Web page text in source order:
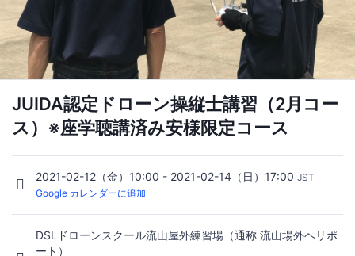
JUIDA認定ドローン操縦士講習（2月コー
ス）※座学聴講済み安様限定コース
2021-02-12（金）10:00 - 2021-02-14（日）17:00 JST
Google カレンダーに追加
DSLドローンスクール流山屋外練習場（通称 流山場外ヘリポ
ート）